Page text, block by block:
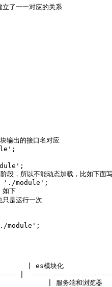
了一一对应的关系
输出的接口名对应
，所以不能动态加载，比如下
module';
如下
是运行一次
module';
| es模块化
|
览器                 | 服务